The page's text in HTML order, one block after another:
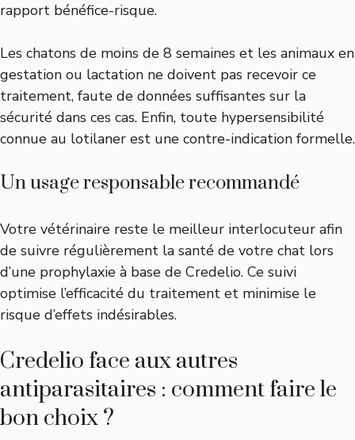
rapport bénéfice-risque.
Les chatons de moins de 8 semaines et les animaux en
gestation ou lactation ne doivent pas recevoir ce
traitement, faute de données suffisantes sur la
sécurité dans ces cas. Enfin, toute hypersensibilité
connue au lotilaner est une contre-indication formelle.
Un usage responsable recommandé
Votre vétérinaire reste le meilleur interlocuteur afin
de suivre régulièrement la santé de votre chat lors
d’une prophylaxie à base de Credelio. Ce suivi
optimise l’efficacité du traitement et minimise le
risque d’effets indésirables.
Credelio face aux autres
antiparasitaires : comment faire le
bon choix ?